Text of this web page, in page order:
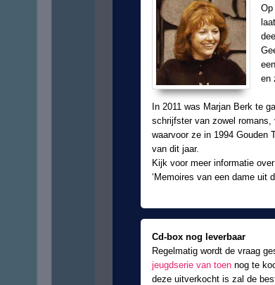
Op
en
In 2011 was Marjan Berk te
schrijfster van zowel romans,
waarvoor ze in 1994 Gouden
van dit jaar.
Kijk voor meer informatie
‘Memoires van een dame uit
Cd-box nog leverbaar
Regelmatig wordt de vraag
jeugdserie van toen nog te
deze uitverkocht is zal de